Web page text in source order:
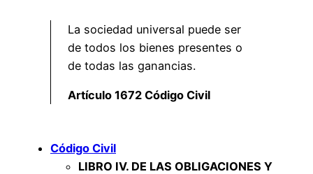
La sociedad universal puede ser
de todos los bienes presentes o
de todas las ganancias.
Artículo 1672 Código Civil
Código Civil
LIBRO IV. DE LAS OBLIGACIONES Y